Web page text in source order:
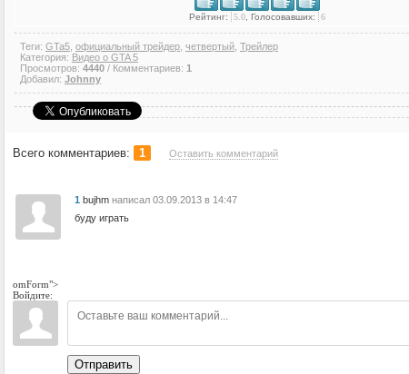
Рейтинг: 5.0 , Голосовавших: 6
Теги: GTa5 официальный трейдер четвертый Трейлер
Категория: Видео о GTA 5
Просмотров: 4440 / Комментариев: 1
Добавил: Johnny
Всего комментариев: 1 Оставить комментарий
1 bujhm написал 03.09.2013 в 14:47
буду играть
omForm">
Войдите:
Отправить